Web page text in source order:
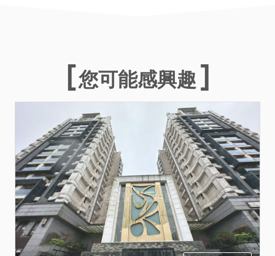
規定，須併同移轉方得為所
有權移轉登記部分而無法辦
理本件所有權移轉登記情
事，即便拍定（應買、承
受）人已繳足案款，本院亦
將職權撤銷拍定（應買、承
受），返還原繳價金予拍定
（應買、承受）人，且不得
異議，請投標人注意！
三、本件拍賣標的有公寓大
廈管理條例之適用，債務人
是否積欠所屬公寓大廈之公
您可能感興趣